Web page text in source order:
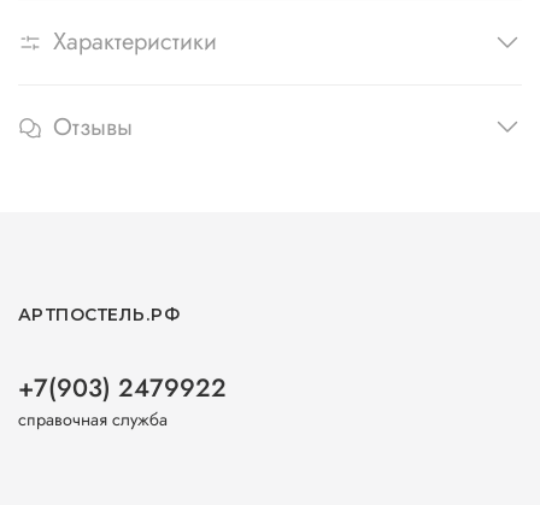
Характеристики
Отзывы
АРТПОСТЕЛЬ.РФ
+7(903) 2479922
справочная служба